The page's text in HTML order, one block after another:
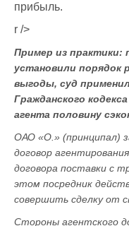
прибыль.
r />
Пример из практики:
установили порядок
выгоды, суд
Гражданского
агента половину
ОАО «О.» (принципал)
договор
договора поставки с
этом посредник
совершить сделку от
Стороны агентского